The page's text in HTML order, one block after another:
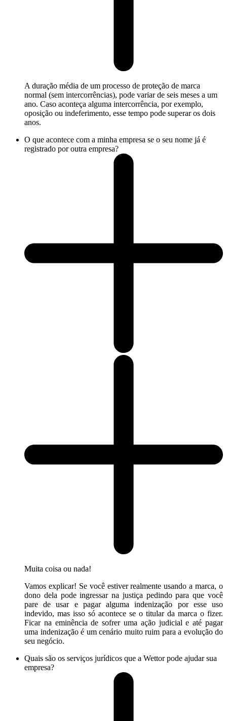
A duração média de um processo de proteção de marca
normal (sem intercorrências), pode variar de seis meses a um
ano. Caso aconteça alguma intercorrência, por exemplo,
oposição ou indeferimento, esse tempo pode superar os dois
anos.
O que acontece com a minha empresa se o seu nome já é
registrado por outra empresa?
Muita coisa ou nada!
Vamos explicar! Se você estiver realmente usando a marca, o
dono dela pode ingressar na justiça pedindo para que você
pare de usar e pagar alguma indenização por esse uso
indevido, mas isso só acontece se o titular da marca o fizer.
Ficar na eminência de sofrer uma ação judicial e até pagar
uma indenização é um cenário muito ruim para a evolução do
seu negócio.
Quais são os serviços jurídicos que a Wettor pode ajudar sua
empresa?